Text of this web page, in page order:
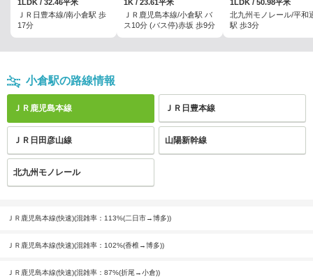
1LDK / 32.46平米
ＪＲ日豊本線/南小倉駅 歩
17分
1K / 23.61平米
ＪＲ鹿児島本線/小倉駅 バ
ス10分 (バス停)赤坂 歩9分
1LDK / 50.98平米
北九州モノレール/平和
駅 歩3分
小倉駅の路線情報
ＪＲ鹿児島本線 ＪＲ日豊本線
ＪＲ日田彦山線 山陽新幹線
北九州モノレール
ＪＲ鹿児島本線(快速)(混雑率：113%(二日市→博多))
ＪＲ鹿児島本線(快速)(混雑率：102%(香椎→博多))
ＪＲ鹿児島本線(快速)(混雑率：87%(折尾→小倉))